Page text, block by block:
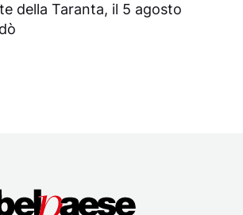
della Taranta, il 5 agosto